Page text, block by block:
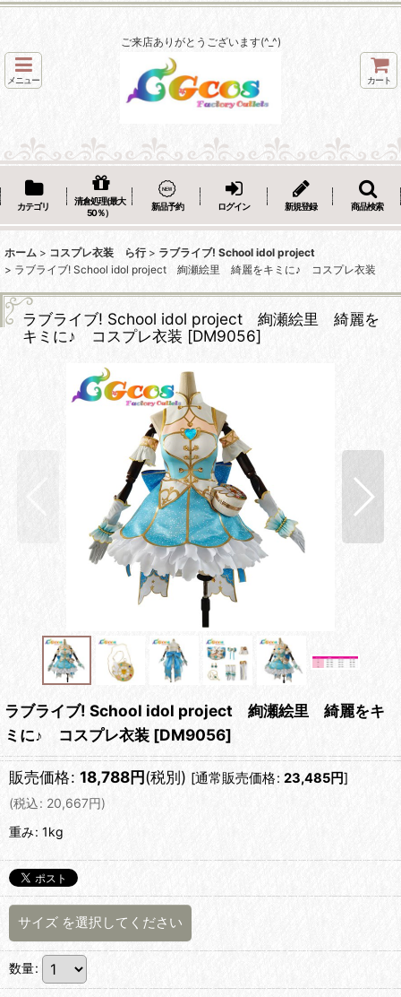
ご来店ありがとうございます(^_^)
メニュー カート
カテゴリ
清倉処理(最大
50％）
新品予約 ログイン 新規登録 商品検索
ホーム > コスプレ衣装 ら行 > ラブライブ! School idol project
> ラブライブ! School idol project 絢瀬絵里 綺麗をキミに♪ コスプレ衣装
ラブライブ! School idol project 絢瀬絵里 綺麗を
キミに♪ コスプレ衣装 [DM9056]
ラブライブ! School idol project 絢瀬絵里 綺麗をキ
ミに♪ コスプレ衣装 [DM9056]
販売価格: 18,788円(税別) [通常販売価格: 23,485円]
(税込: 20,667円)
重み: 1kg
サイズ を選択してください
数量: